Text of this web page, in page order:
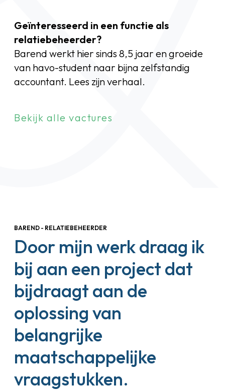
Geïnteresseerd in een functie als
relatiebeheerder?
Barend werkt hier sinds 8,5 jaar en groeide
van havo-student naar bijna zelfstandig
accountant. Lees zijn verhaal.
Bekijk alle vactures
BAREND - RELATIEBEHEERDER
Door mijn werk draag ik
bij aan een project dat
bijdraagt aan de
oplossing van
belangrijke
maatschappelijke
vraagstukken.